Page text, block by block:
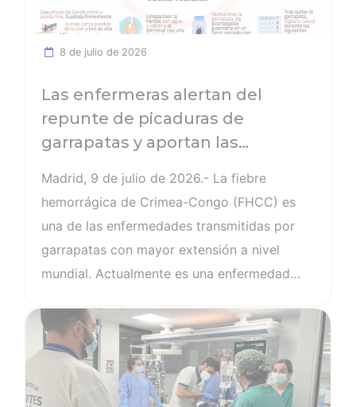
para poder trabajar allí), lo que supone casi
un 20% más que las 1.134 peticiones que se
registraron en 2024.
8 de julio de 2026
Las enfermeras alertan del
repunte de picaduras de
garrapatas y aportan las
evitar las enfermedades
derivadas
Madrid, 9 de julio de 2026.- La fiebre
hemorrágica de Crimea-Congo (FHCC) es
una de las enfermedades transmitidas por
garrapatas con mayor extensión a nivel
mundial. Actualmente es una enfermedad
y como indicaba el Ministerio de Sanidad en
el último informe de evaluación de riesgo y
detección de casos de esta enfermedad. En
España conviven diferentes tipos de estos
Ver noticia